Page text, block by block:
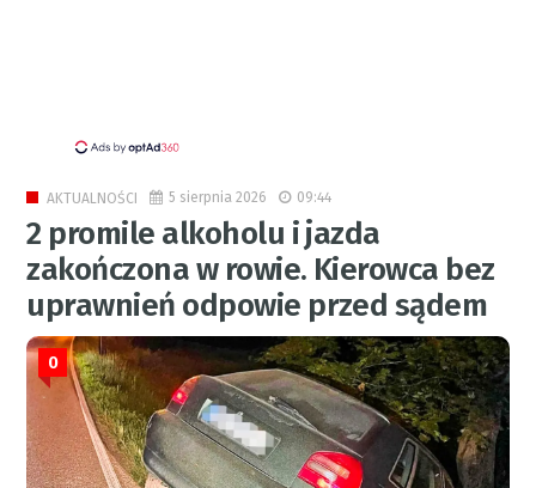
AKTUALNOŚCI 5 sierpnia 2026 09:44
2 promile alkoholu i jazda
zakończona w rowie. Kierowca bez
uprawnień odpowie przed sądem
0